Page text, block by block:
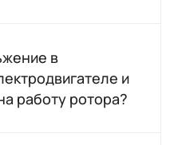
в
и
работу ротора?